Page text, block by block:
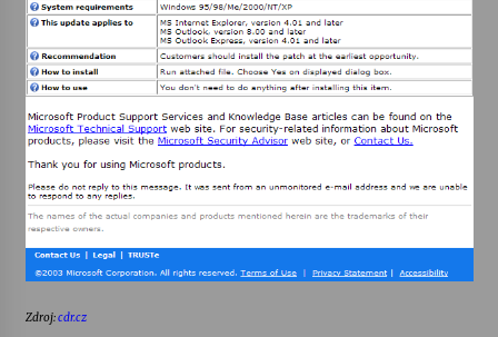
Varhanní recitál Michala Novenka v Klášteře
Želiv
3. 7. 2026
30. 6. 2026
Zdroj:cdr.cz